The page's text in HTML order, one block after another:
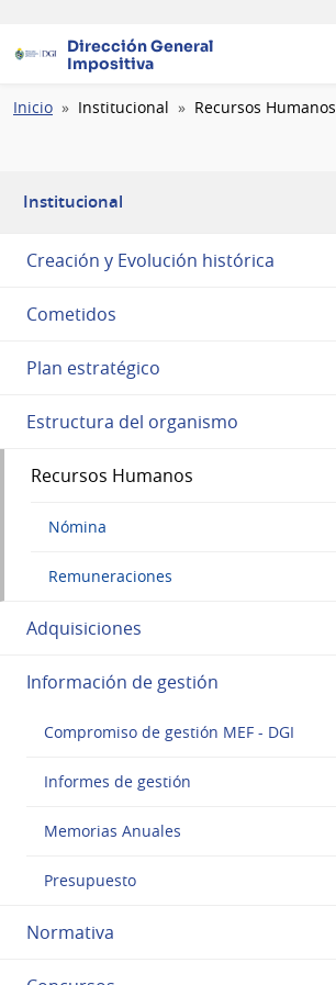
Dirección General
Impositiva
Ruta
Inicio Institucional Recursos Humanos
Institucional
Creación y Evolución histórica
Cometidos
Plan estratégico
Estructura del organismo
Recursos Humanos
Nómina
Remuneraciones
Adquisiciones
Información de gestión
Compromiso de gestión MEF - DGI
Informes de gestión
Memorias Anuales
Presupuesto
Normativa